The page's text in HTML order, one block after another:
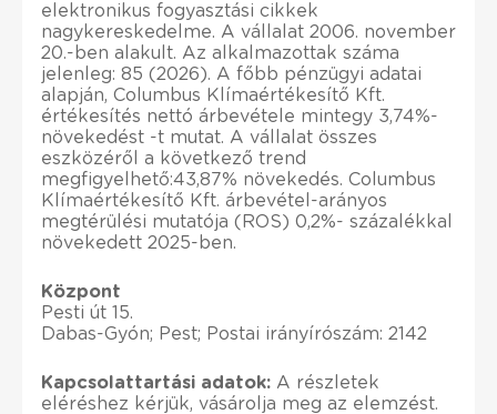
elektronikus fogyasztási cikkek
nagykereskedelme. A vállalat 2006. november
20.-ben alakult. Az alkalmazottak száma
jelenleg: 85 (2026). A főbb pénzügyi adatai
alapján, Columbus Klímaértékesítő Kft.
értékesítés nettó árbevétele mintegy 3,74%-
növekedést -t mutat. A vállalat összes
eszközéről a következő trend
megfigyelhető:43,87% növekedés. Columbus
Klímaértékesítő Kft. árbevétel-arányos
megtérülési mutatója (ROS) 0,2%- százalékkal
növekedett 2025-ben.
Központ
Pesti út 15.
Dabas-Gyón; Pest; Postai irányírószám: 2142
Kapcsolattartási adatok: A részletek
eléréshez kérjük, vásárolja meg az elemzést.